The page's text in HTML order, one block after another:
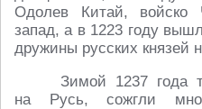
Одолев Китай, войско
запад, а в 1223 году
дружины русских князей
Зимой 1237 года
на Русь, сожгли